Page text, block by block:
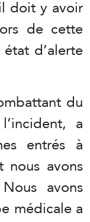
doit y avoir
de cette
d’alerte
du
a
entrés à
nous avons
avons
médicale a